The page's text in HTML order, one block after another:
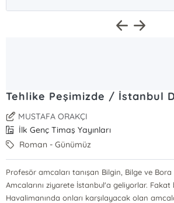
Tehlike Peşimizde / İstanbul
MUSTAFA ORAKÇI
İlk Genç Timaş Yayınları
Roman - Günümüz
Profesör amcaları tanışan Bilgin, Bilge ve
Amcalarını ziyarete İstanbul'a geliyorlar. Fakat
Havalimanında onları karşılayacak olan